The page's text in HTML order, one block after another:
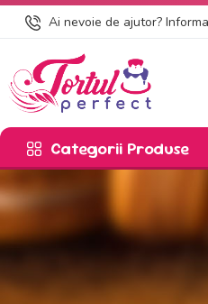
Ai nevoie de ajutor?
Categorii Produse